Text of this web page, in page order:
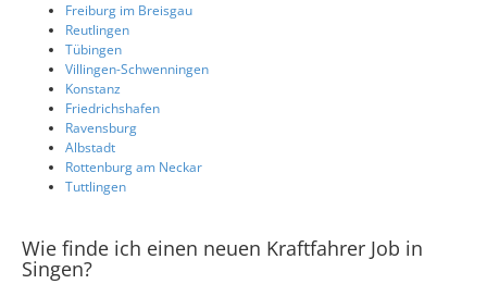
Freiburg im Breisgau
Reutlingen
Tübingen
Villingen-Schwenningen
Konstanz
Friedrichshafen
Ravensburg
Albstadt
Rottenburg am Neckar
Tuttlingen
Wie finde ich einen neuen Kraftfahrer Job in
Singen?